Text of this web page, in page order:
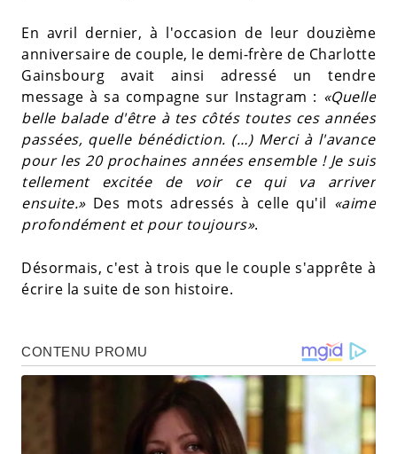
En avril dernier, à l'occasion de leur douzième
anniversaire de couple, le demi-frère de Charlotte
Gainsbourg avait ainsi adressé un tendre
message à sa compagne sur Instagram : «Quelle
belle balade d'être à tes côtés toutes ces années
passées, quelle bénédiction. (…) Merci à l'avance
pour les 20 prochaines années ensemble ! Je suis
tellement excitée de voir ce qui va arriver
ensuite.»Des mots adressés à celle qu'il «aime
profondément et pour toujours».
Désormais, c'est à trois que le couple s'apprête à
écrire la suite de son histoire.